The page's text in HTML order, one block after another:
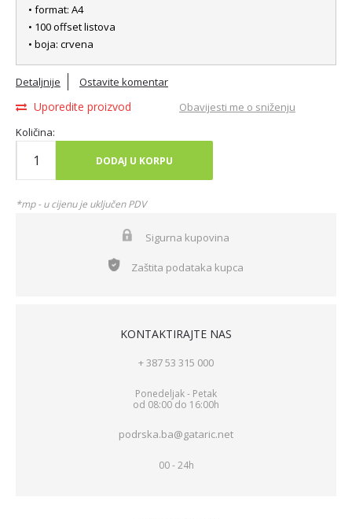
• format: A4
• 100 offset listova
• boja: crvena
Detaljnije Ostavite komentar
Uporedite proizvod
Obavijesti me o sniženju
Količina:
DODAJ U KORPU
*mp - u cijenu je uključen PDV
Sigurna kupovina
Zaštita podataka kupca
KONTAKTIRAJTE NAS
+ 387 53 315 000
Ponedeljak - Petak
od 08:00 do 16:00h
podrska.ba@gataric.net
00 - 24h